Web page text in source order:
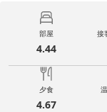
部屋
4.44
接
夕食
4.67